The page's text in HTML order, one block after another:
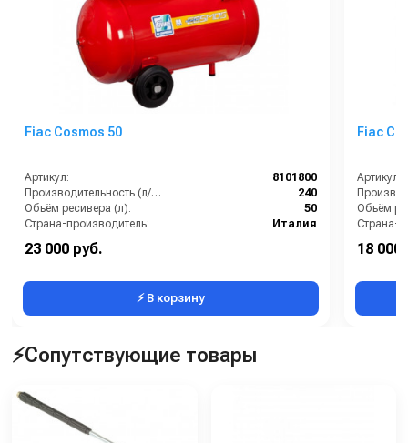
Fiac Cosmos 50
Артикул:
8101800
Производительность (л/мин):
240
Объём ресивера (л):
50
Страна-производитель:
Италия
Рабочее давление (бар):
Мощность (кВт):
23 000 руб.
⚡ В корзину
Fiac
Артикул:
Объём
Страна-
18 000
⚡Сопутствующие товары